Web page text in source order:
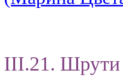
III.21. Шрути